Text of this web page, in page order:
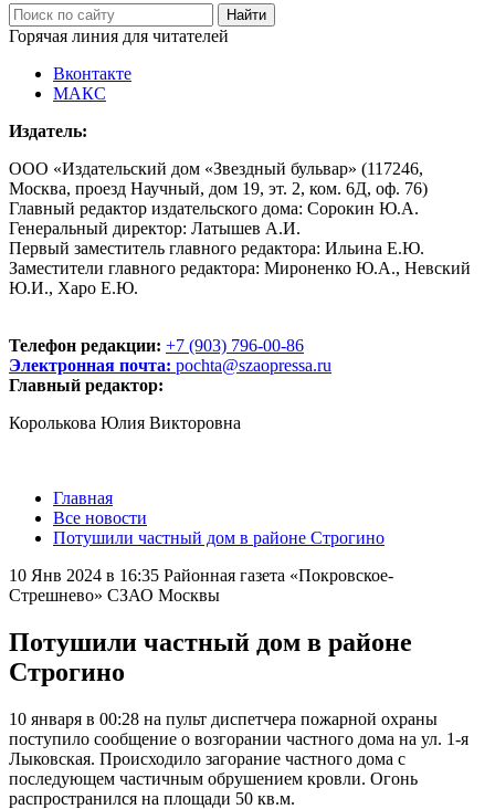
Горячая линия для читателей
Вконтакте
МАКС
Издатель:
ООО «Издательский дом «Звездный бульвар» (117246,
Москва, проезд Научный, дом 19, эт. 2, ком. 6Д, оф. 76)
Главный редактор издательского дома: Сорокин Ю.А.
Генеральный директор: Латышев А.И.
Первый заместитель главного редактора: Ильина Е.Ю.
Заместители главного редактора: Мироненко Ю.А., Невский
Ю.И., Харо Е.Ю.
Телефон редакции: +7 (903) 796-00-86
Электронная почта: pochta@szaopressa.ru
Главный редактор:
Королькова Юлия Викторовна
Главная
Все новости
Потушили частный дом в районе Строгино
10 Янв 2024 в 16:35 Районная газета «Покровское-
Стрешнево» СЗАО Москвы
Потушили частный дом в районе
Строгино
10 января в 00:28 на пульт диспетчера пожарной охраны
поступило сообщение о возгорании частного дома на ул. 1-я
Лыковская. Происходило загорание частного дома с
последующем частичным обрушением кровли. Огонь
распространился на площади 50 кв.м.